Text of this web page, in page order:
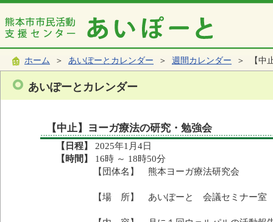
ホーム ＞ あいぽーとカレンダー ＞ 週間カレンダー ＞ 【中
あいぽーとカレンダー
【中止】ヨーガ療法の研究・勉強会
【日程】
2025年1月4日
【時間】
16時 ～ 18時50分
【団体名】 熊本ヨーガ療法研究会
【場 所】 あいぽーと 会議セミナー室